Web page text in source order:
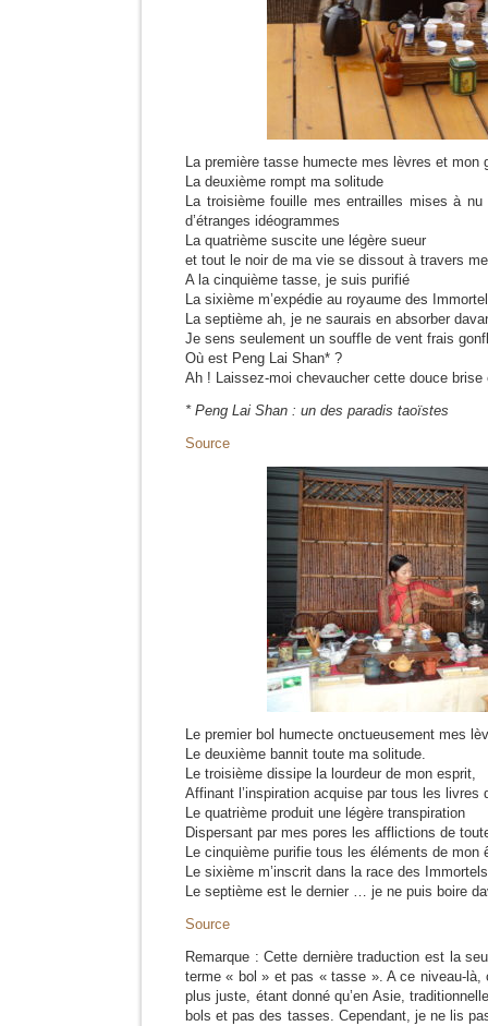
La première tasse humecte mes lèvres et mon
La deuxième rompt ma solitude
La troisième fouille mes entrailles mises à
d’étranges idéogrammes
La quatrième suscite une légère sueur
et tout le noir de ma vie se dissout à travers
A la cinquième tasse, je suis purifié
La sixième m’expédie au royaume des
La septième ah, je ne saurais en absorber
Je sens seulement un souffle de vent frais
Où est Peng Lai Shan* ?
Ah ! Laissez-moi chevaucher cette douce brise
* Peng Lai Shan : un des paradis taoïstes
Source
Le premier bol humecte onctueusement mes
Le deuxième bannit toute ma solitude.
Le troisième dissipe la lourdeur de mon esprit,
Affinant l’inspiration acquise par tous les livres
Le quatrième produit une légère transpiration
Dispersant par mes pores les afflictions de
Le cinquième purifie tous les éléments de mon
Le sixième m’inscrit dans la race des
Le septième est le dernier … je ne puis boire
Source
Remarque : Cette dernière traduction est la
terme « bol » et pas « tasse ». A ce niveau-là,
plus juste, étant donné qu’en Asie,
bols et pas des tasses. Cependant, je ne lis